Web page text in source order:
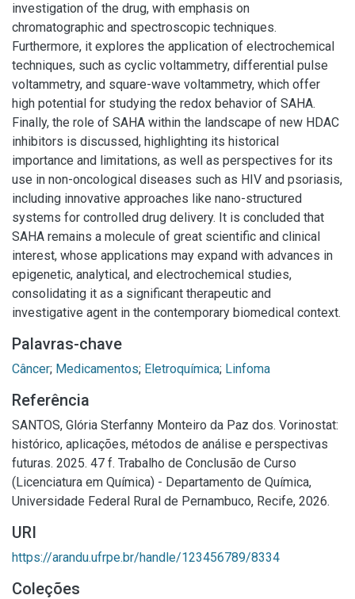
investigation of the drug, with emphasis on
chromatographic and spectroscopic techniques.
Furthermore, it explores the application of electrochemical
techniques, such as cyclic voltammetry, differential pulse
voltammetry, and square-wave voltammetry, which offer
high potential for studying the redox behavior of SAHA.
Finally, the role of SAHA within the landscape of new HDAC
inhibitors is discussed, highlighting its historical
importance and limitations, as well as perspectives for its
use in non-oncological diseases such as HIV and psoriasis,
including innovative approaches like nano-structured
systems for controlled drug delivery. It is concluded that
SAHA remains a molecule of great scientific and clinical
interest, whose applications may expand with advances in
epigenetic, analytical, and electrochemical studies,
consolidating it as a significant therapeutic and
investigative agent in the contemporary biomedical context.
Palavras-chave
Câncer; Medicamentos; Eletroquímica; Linfoma
Referência
SANTOS, Glória Sterfanny Monteiro da Paz dos. Vorinostat:
histórico, aplicações, métodos de análise e perspectivas
futuras. 2025. 47 f. Trabalho de Conclusão de Curso
(Licenciatura em Química) - Departamento de Química,
Universidade Federal Rural de Pernambuco, Recife, 2026.
URI
https://arandu.ufrpe.br/handle/123456789/8334
Coleções